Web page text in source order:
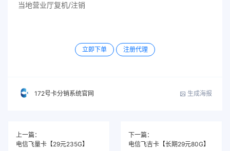
当地营业厅复机/注销
立即下单 注册代理
172号卡分销系统官网 生成海报
上一篇：
电信飞量卡【29元235G】
下一篇：
电信飞吉卡【长期29元80G】